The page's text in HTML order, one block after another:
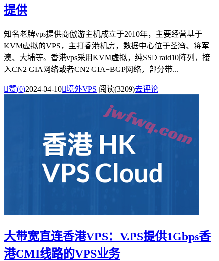
提供
知名老牌vps提供商傲游主机成立于2010年，主要经营基于
KVM虚拟的VPS，主打香港机房，数据中心位于荃湾、将军
澳、大埔等。香港vps采用KVM虚拟，纯SSD raid10阵列，接
入CN2 GIA网络或者CN2 GIA+BGP网络，部分带...
赞(0)2024-04-10境外VPS 阅读(3209)去评论
大带宽直连香港VPS：V.PS提供1Gbps香
港CMI线路的VPS业务